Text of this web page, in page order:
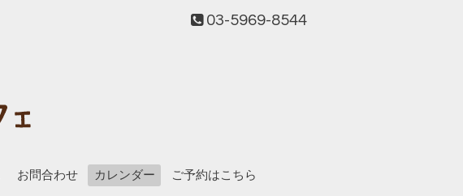
03-5969-8544
お問合わせ カレンダー ご予約はこちら